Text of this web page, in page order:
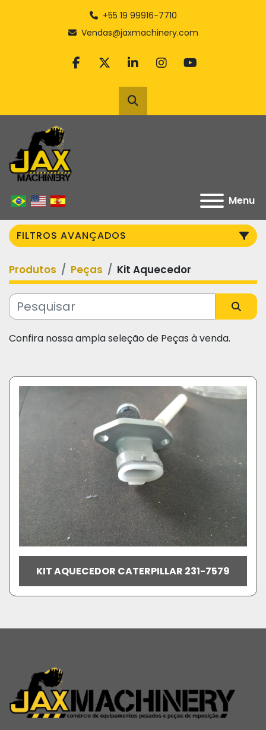
+55 19 99916-7710
Vendas@jaxmachinery.com
facebook
twitterlinkedininstagram
youtube
Pesquisar
Menu
FILTROS AVANÇADOS
Categoria
Fabricante
Produtos Peças Kit Aquecedor
Confira nossa ampla seleção de Peças à venda.
KIT AQUECEDOR CATERPILLAR 231-7579